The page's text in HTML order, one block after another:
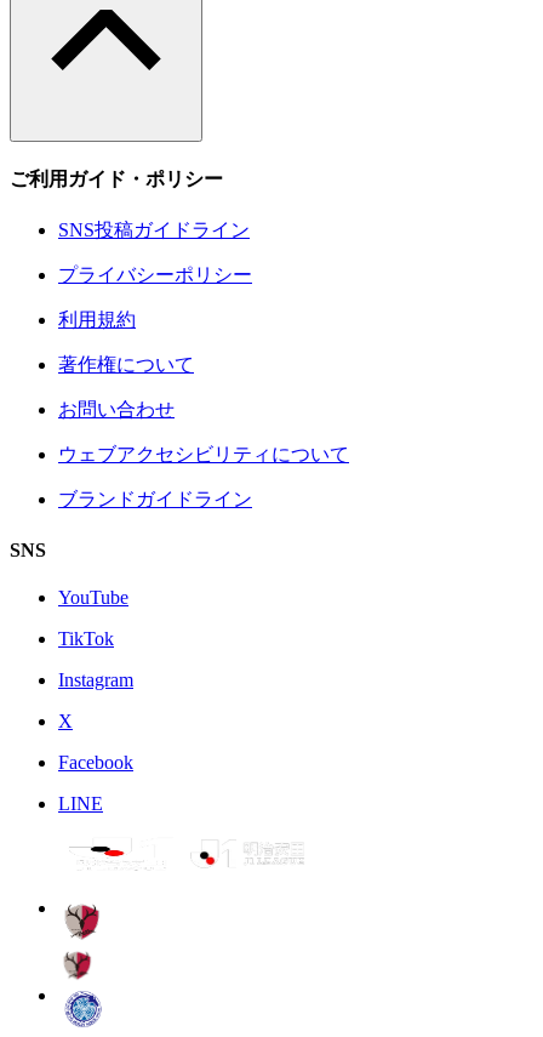
ご利用ガイド・ポリシー
SNS投稿ガイドライン
プライバシーポリシー
利用規約
著作権について
お問い合わせ
ウェブアクセシビリティについて
ブランドガイドライン
SNS
YouTube
TikTok
Instagram
X
Facebook
LINE